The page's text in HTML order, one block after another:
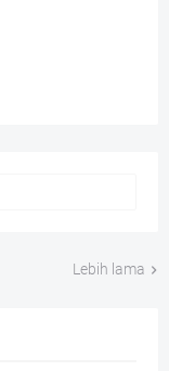
Lebih lama